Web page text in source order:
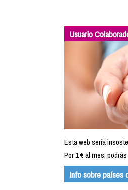
Usuario
Esta web sería
Por 1 € al mes,
Info sobre países